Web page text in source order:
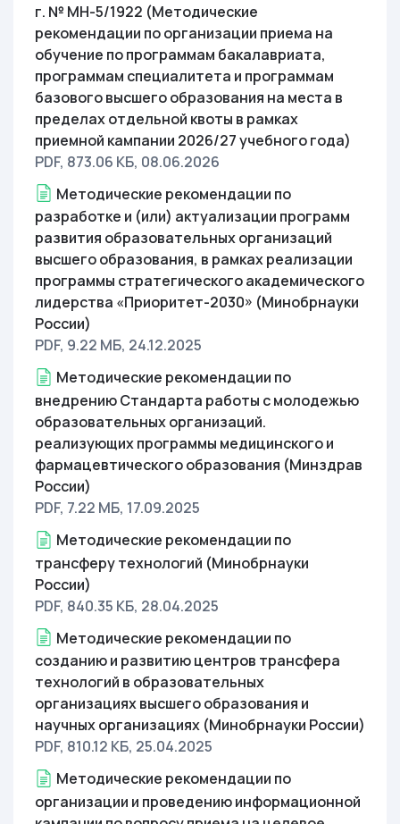
г. № МН-5/1922 (Методические
рекомендации по организации приема на
обучение по программам бакалавриата,
программам специалитета и программам
базового высшего образования на места в
пределах отдельной квоты в рамках
приемной кампании 2026/27 учебного года)
PDF, 873.06 КБ, 08.06.2026
Методические рекомендации по
разработке и (или) актуализации программ
развития образовательных организаций
высшего образования, в рамках реализации
программы стратегического академического
лидерства «Приоритет-2030» (Минобрнауки
России)
PDF, 9.22 МБ, 24.12.2025
Методические рекомендации по
внедрению Стандарта работы с молодежью
образовательных организаций.
реализующих программы медицинского и
фармацевтического образования (Минздрав
России)
PDF, 7.22 МБ, 17.09.2025
Методические рекомендации по
трансферу технологий (Минобрнауки
России)
PDF, 840.35 КБ, 28.04.2025
Методические рекомендации по
созданию и развитию центров трансфера
технологий в образовательных
организациях высшего образования и
научных организациях (Минобрнауки России)
PDF, 810.12 КБ, 25.04.2025
Методические рекомендации по
организации и проведению информационной